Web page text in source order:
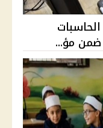
كليات الحاسبات
ضمن مؤ...